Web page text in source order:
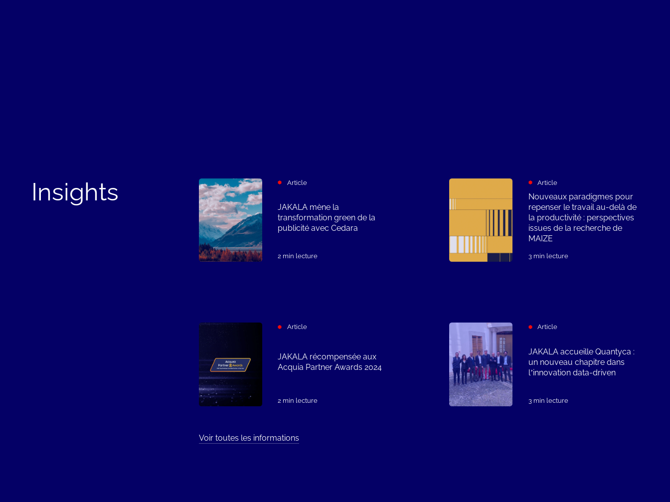
Insights Article
JAKALA mène la
transformation green de la
publicité avec Cedara
2 min lecture
Article
Nouveaux paradigmes pour
repenser le travail au-delà de
la productivité : perspectives
issues de la recherche de
MAIZE
3 min lecture
Article
JAKALA récompensée aux
Acquia Partner Awards 2024
2 min lecture
Article
JAKALA accueille Quantyca :
un nouveau chapitre dans
l’innovation data-driven
3 min lecture
Voir toutes les informations